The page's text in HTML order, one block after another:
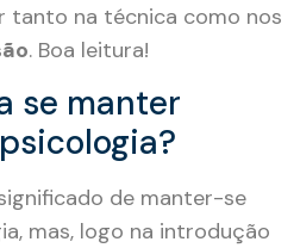
tanto na técnica como nos
. Boa leitura!
se manter
de manter-se
mas, logo na introdução